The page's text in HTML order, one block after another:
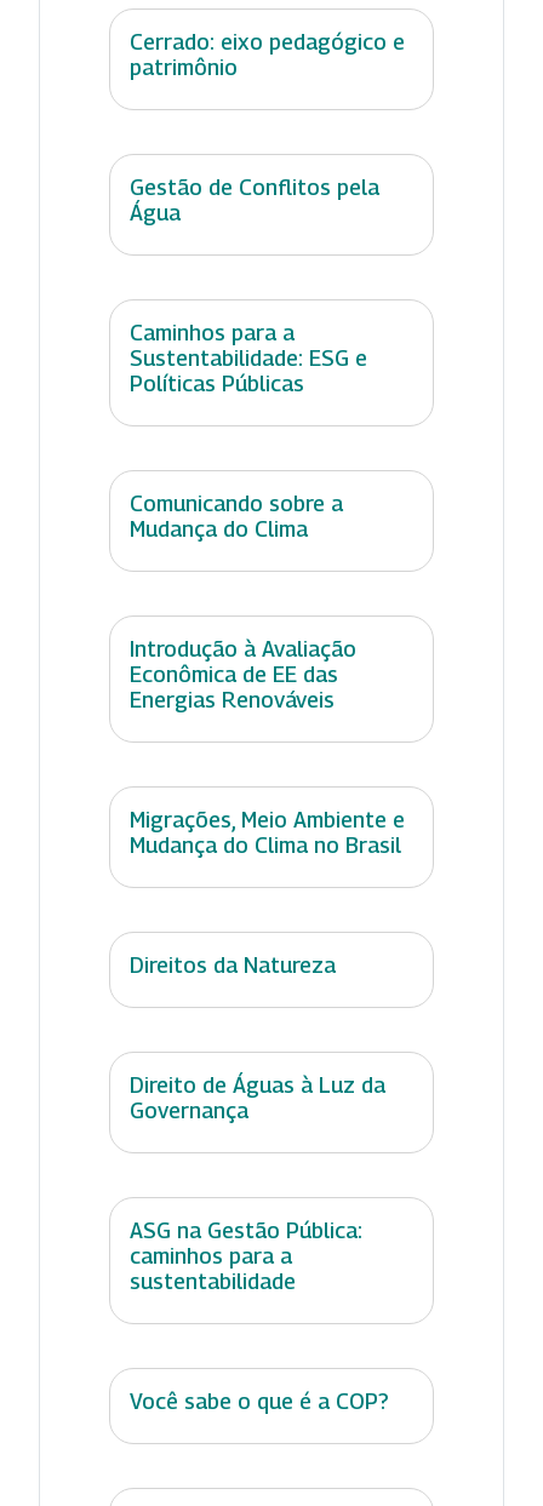
Cerrado: eixo pedagógico e
patrimônio
Gestão de Conflitos pela
Água
Caminhos para a
Sustentabilidade: ESG e
Políticas Públicas
Comunicando sobre a
Mudança do Clima
Introdução à Avaliação
Econômica de EE das
Energias Renováveis
Migrações, Meio Ambiente e
Mudança do Clima no Brasil
Direitos da Natureza
Direito de Águas à Luz da
Governança
ASG na Gestão Pública:
caminhos para a
sustentabilidade
Você sabe o que é a COP?